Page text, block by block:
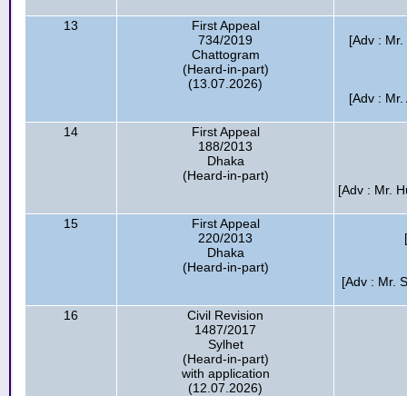
13
First Appeal
734/2019
Chattogram
(Heard-in-part)
(13.07.2026)
[Adv :
[Adv :
14
First Appeal
188/2013
Dhaka
(Heard-in-part)
[Adv : Mr.
15
First Appeal
220/2013
Dhaka
(Heard-in-part)
[Adv : Mr.
16
Civil Revision
1487/2017
Sylhet
(Heard-in-part)
with application
(12.07.2026)